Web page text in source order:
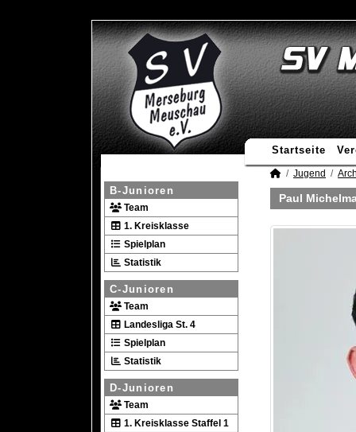
Startseite
B-Junioren
Team
1. Kreisklasse
Spielplan
Statistik
C-Junioren
Team
Landesliga St. 4
Spielplan
Statistik
D-Junioren
Team
1. Kreisklasse Staffel 1
Jugend
Paul